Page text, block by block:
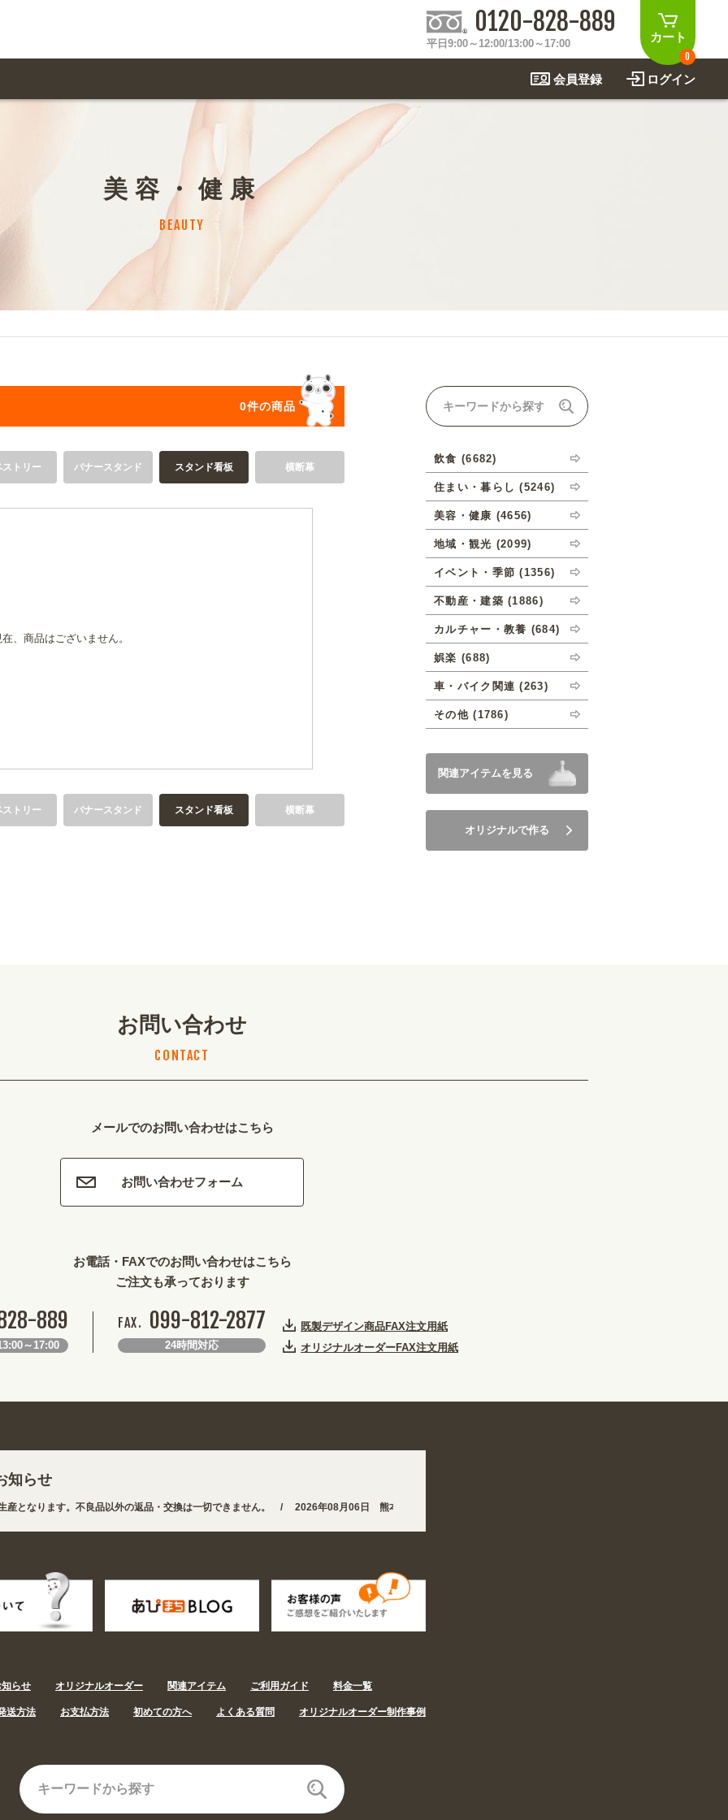
カート
0
0120-828-889
平日9:00～12:00/13:00～17:00
ログイン
会員登録
住まい・暮らし
・健康 地域・観光
不動産・建築
ー・教養 娯楽
オリジナルオーダーについて
い商品一覧
料金一覧
お届け納期と配送方法
お支払方法
ついて
オリジナルオーダー制作事例
美容・健康
BEAUTY
0件の商品
ストリー バナースタンド スタンド看板 横断幕
在、商品はございません。
ストリー バナースタンド スタンド看板 横断幕
飲食 (6682)
住まい・暮らし (5246)
美容・健康 (4656)
地域・観光 (2099)
イベント・季節 (1356)
不動産・建築 (1886)
カルチャー・教養 (684)
娯楽 (688)
車・バイク関連 (263)
その他 (1786)
関連アイテムを見る
オリジナルで作る
お問い合わせ
CONTACT
メールでのお問い合わせはこちら
お問い合わせフォーム
お電話・FAXでのお問い合わせはこちら
ご注文も承っております
889
～17:00
FAX. 099-812-2877
24時間対応
既製デザイン商品FAX注文用紙
オリジナルオーダーFAX注文用紙
知らせ
ります。不良品以外の返品・交換は一切できません。 /
2026年08月06日 熊本地方を震源とする地震の影響で、各地において道路状況の悪化や交通規制によ
知らせ オリジナルオーダー 関連アイテム ご利用ガイド 料金一覧
送方法 お支払方法 初めての方へ よくある質問 オリジナルオーダー制作事例